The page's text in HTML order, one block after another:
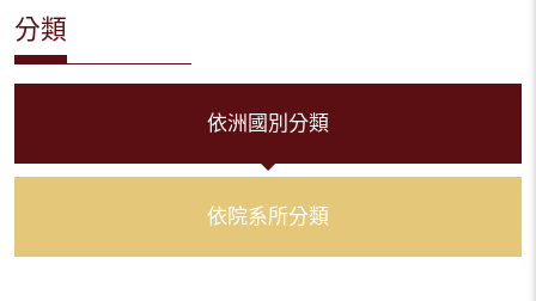
分類
依洲國別分類
依院系所分類